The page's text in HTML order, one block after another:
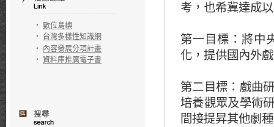
‧ 數位島嶼
‧ 台灣多樣性知識網
‧ 內容發展分項計畫
‧ 資料庫推廣電子書
考，也希冀達成
第一目標：將中
化，提供國內外
第二目標：戲曲
培養觀眾及學術
間接提昇其他劇